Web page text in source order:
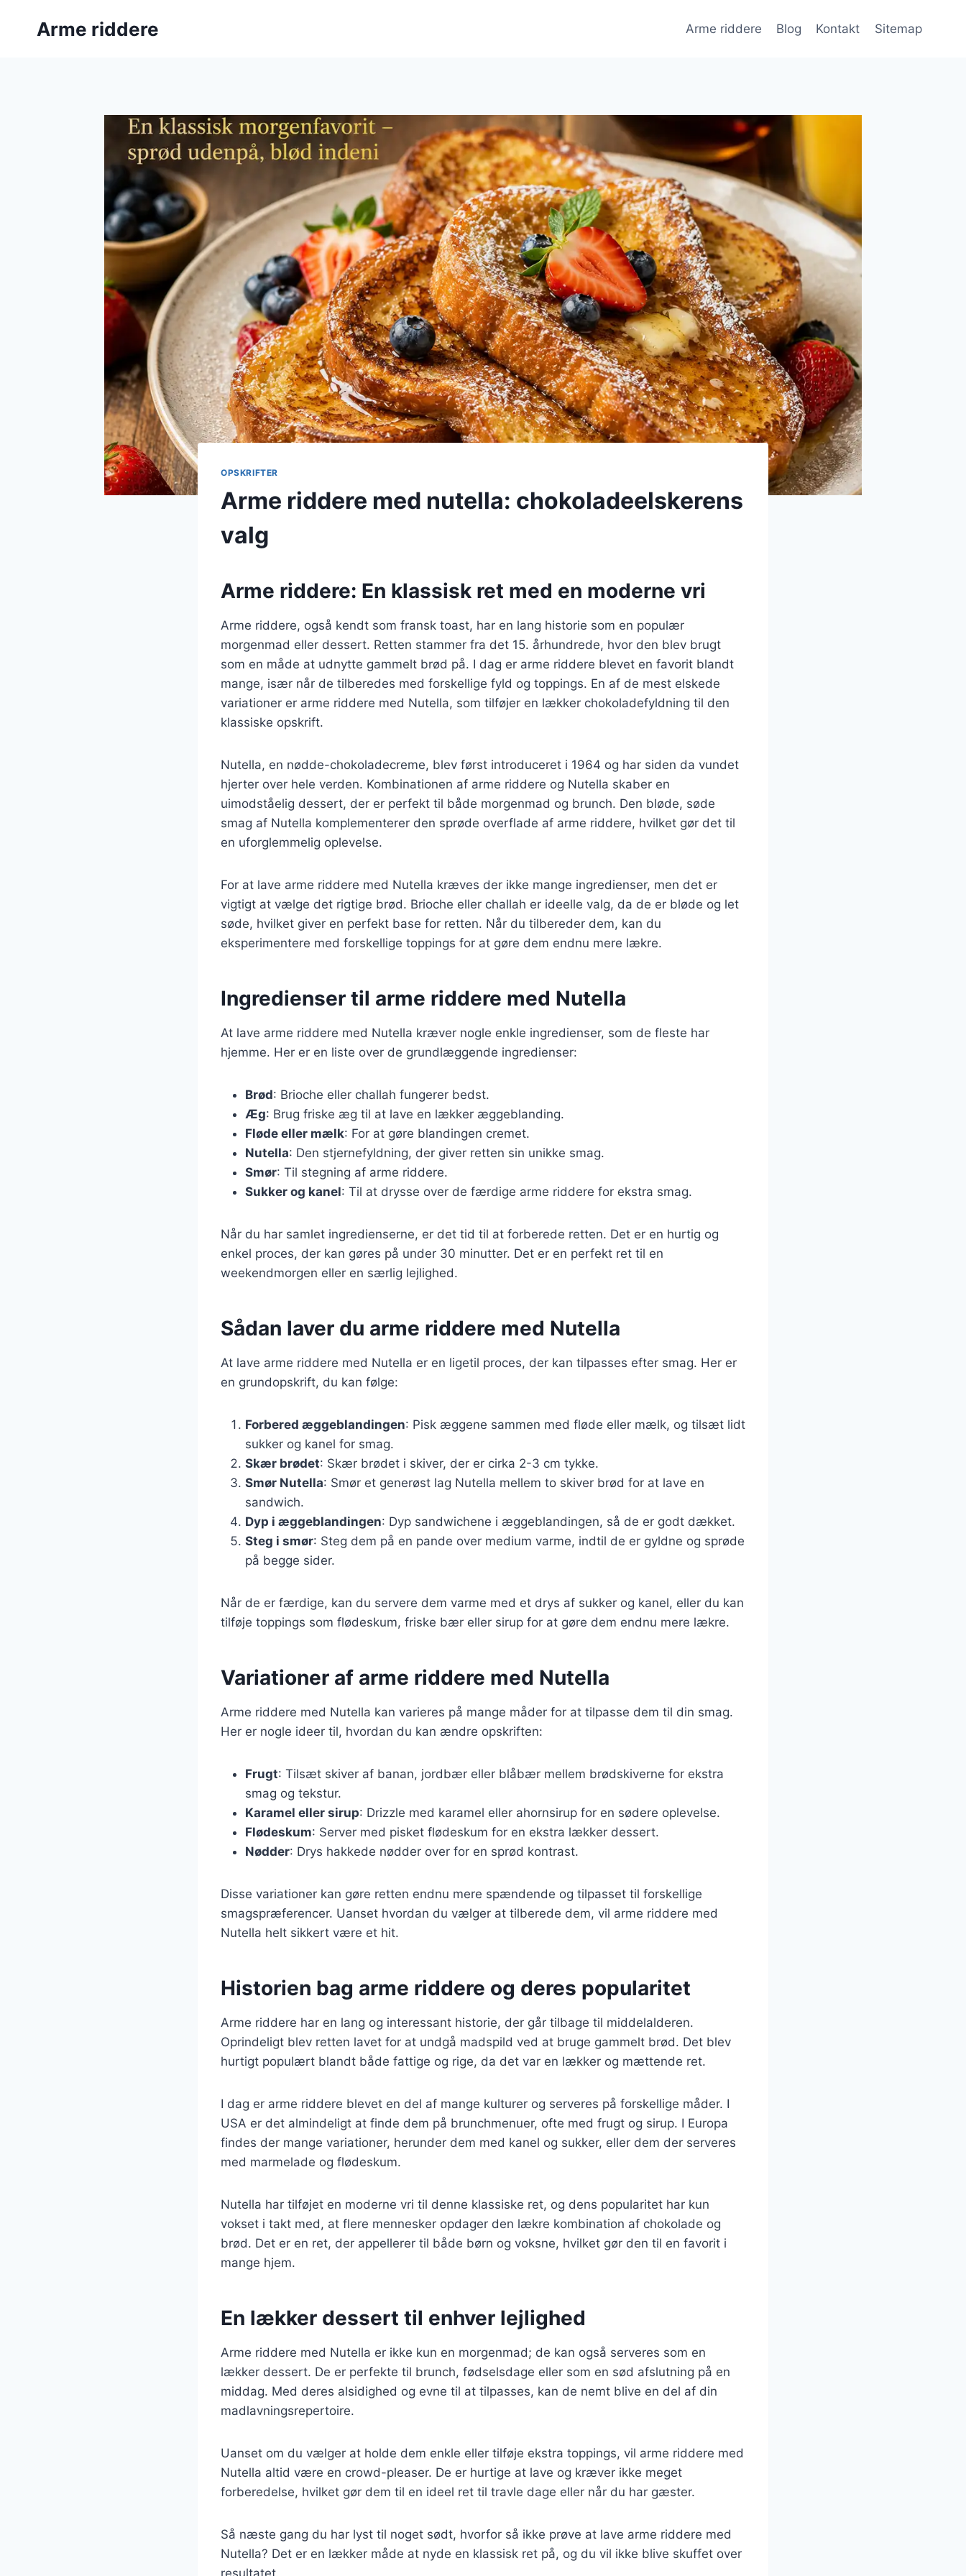
Arme riddere Arme riddere Blog Kontakt Sitemap
OPSKRIFTER
Arme riddere med nutella: chokoladeelskerens
valg
Arme riddere: En klassisk ret med en moderne vri
Arme riddere, også kendt som fransk toast, har en lang historie som en populær
morgenmad eller dessert. Retten stammer fra det 15. århundrede, hvor den blev brugt
som en måde at udnytte gammelt brød på. I dag er arme riddere blevet en favorit blandt
mange, især når de tilberedes med forskellige fyld og toppings. En af de mest elskede
variationer er arme riddere med Nutella, som tilføjer en lækker chokoladefyldning til den
klassiske opskrift.
Nutella, en nødde-chokoladecreme, blev først introduceret i 1964 og har siden da vundet
hjerter over hele verden. Kombinationen af arme riddere og Nutella skaber en
uimodståelig dessert, der er perfekt til både morgenmad og brunch. Den bløde, søde
smag af Nutella komplementerer den sprøde overflade af arme riddere, hvilket gør det til
en uforglemmelig oplevelse.
For at lave arme riddere med Nutella kræves der ikke mange ingredienser, men det er
vigtigt at vælge det rigtige brød. Brioche eller challah er ideelle valg, da de er bløde og let
søde, hvilket giver en perfekt base for retten. Når du tilbereder dem, kan du
eksperimentere med forskellige toppings for at gøre dem endnu mere lækre.
Ingredienser til arme riddere med Nutella
At lave arme riddere med Nutella kræver nogle enkle ingredienser, som de fleste har
hjemme. Her er en liste over de grundlæggende ingredienser:
Brød: Brioche eller challah fungerer bedst.
Æg: Brug friske æg til at lave en lækker æggeblanding.
Fløde eller mælk: For at gøre blandingen cremet.
Nutella: Den stjernefyldning, der giver retten sin unikke smag.
Smør: Til stegning af arme riddere.
Sukker og kanel: Til at drysse over de færdige arme riddere for ekstra smag.
Når du har samlet ingredienserne, er det tid til at forberede retten. Det er en hurtig og
enkel proces, der kan gøres på under 30 minutter. Det er en perfekt ret til en
weekendmorgen eller en særlig lejlighed.
Sådan laver du arme riddere med Nutella
At lave arme riddere med Nutella er en ligetil proces, der kan tilpasses efter smag. Her er
en grundopskrift, du kan følge:
Forbered æggeblandingen: Pisk æggene sammen med fløde eller mælk, og tilsæt lidt
sukker og kanel for smag.
Skær brødet: Skær brødet i skiver, der er cirka 2-3 cm tykke.
Smør Nutella: Smør et generøst lag Nutella mellem to skiver brød for at lave en
sandwich.
Dyp i æggeblandingen: Dyp sandwichene i æggeblandingen, så de er godt dækket.
Steg i smør: Steg dem på en pande over medium varme, indtil de er gyldne og sprøde
på begge sider.
Når de er færdige, kan du servere dem varme med et drys af sukker og kanel, eller du kan
tilføje toppings som flødeskum, friske bær eller sirup for at gøre dem endnu mere lækre.
Variationer af arme riddere med Nutella
Arme riddere med Nutella kan varieres på mange måder for at tilpasse dem til din smag.
Her er nogle ideer til, hvordan du kan ændre opskriften:
Frugt: Tilsæt skiver af banan, jordbær eller blåbær mellem brødskiverne for ekstra
smag og tekstur.
Karamel eller sirup: Drizzle med karamel eller ahornsirup for en sødere oplevelse.
Flødeskum: Server med pisket flødeskum for en ekstra lækker dessert.
Nødder: Drys hakkede nødder over for en sprød kontrast.
Disse variationer kan gøre retten endnu mere spændende og tilpasset til forskellige
smagspræferencer. Uanset hvordan du vælger at tilberede dem, vil arme riddere med
Nutella helt sikkert være et hit.
Historien bag arme riddere og deres popularitet
Arme riddere har en lang og interessant historie, der går tilbage til middelalderen.
Oprindeligt blev retten lavet for at undgå madspild ved at bruge gammelt brød. Det blev
hurtigt populært blandt både fattige og rige, da det var en lækker og mættende ret.
I dag er arme riddere blevet en del af mange kulturer og serveres på forskellige måder. I
USA er det almindeligt at finde dem på brunchmenuer, ofte med frugt og sirup. I Europa
findes der mange variationer, herunder dem med kanel og sukker, eller dem der serveres
med marmelade og flødeskum.
Nutella har tilføjet en moderne vri til denne klassiske ret, og dens popularitet har kun
vokset i takt med, at flere mennesker opdager den lækre kombination af chokolade og
brød. Det er en ret, der appellerer til både børn og voksne, hvilket gør den til en favorit i
mange hjem.
En lækker dessert til enhver lejlighed
Arme riddere med Nutella er ikke kun en morgenmad; de kan også serveres som en
lækker dessert. De er perfekte til brunch, fødselsdage eller som en sød afslutning på en
middag. Med deres alsidighed og evne til at tilpasses, kan de nemt blive en del af din
madlavningsrepertoire.
Uanset om du vælger at holde dem enkle eller tilføje ekstra toppings, vil arme riddere med
Nutella altid være en crowd-pleaser. De er hurtige at lave og kræver ikke meget
forberedelse, hvilket gør dem til en ideel ret til travle dage eller når du har gæster.
Så næste gang du har lyst til noget sødt, hvorfor så ikke prøve at lave arme riddere med
Nutella? Det er en lækker måde at nyde en klassisk ret på, og du vil ikke blive skuffet over